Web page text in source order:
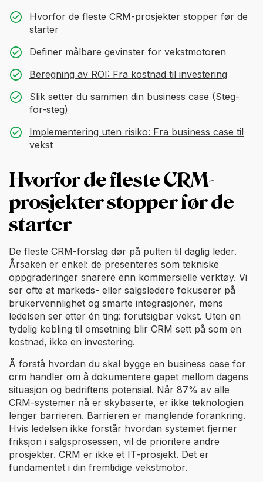
Hvorfor de fleste CRM-prosjekter stopper før de
starter
Definer målbare gevinster for vekstmotoren
Beregning av ROI: Fra kostnad til investering
Slik setter du sammen din business case (Steg-
for-steg)
Implementering uten risiko: Fra business case til
vekst
Hvorfor de fleste CRM-
prosjekter stopper før de
starter
De fleste CRM-forslag dør på pulten til daglig leder.
Årsaken er enkel: de presenteres som tekniske
oppgraderinger snarere enn kommersielle verktøy. Vi
ser ofte at markeds- eller salgsledere fokuserer på
brukervennlighet og smarte integrasjoner, mens
ledelsen ser etter én ting: forutsigbar vekst. Uten en
tydelig kobling til omsetning blir CRM sett på som en
kostnad, ikke en investering.
Å forstå hvordan du skal bygge en business case for
crm handler om å dokumentere gapet mellom dagens
situasjon og bedriftens potensial. Når 87% av alle
CRM-systemer nå er skybaserte, er ikke teknologien
lenger barrieren. Barrieren er manglende forankring.
Hvis ledelsen ikke forstår hvordan systemet fjerner
friksjon i salgsprosessen, vil de prioritere andre
prosjekter. CRM er ikke et IT-prosjekt. Det er
fundamentet i din fremtidige vekstmotor.